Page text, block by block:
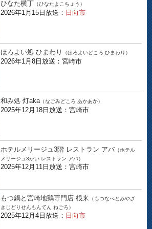
ひなた横丁 （ひなたよこちょう）
2026年1月15日放送： 日向市
ほろよい処 ひまわり （ほろよいどころ ひまわり）
2026年1月8日放送：宮崎市
和み処 灯aka（なごみどころ あかあか）
2025年12月18日放送：宮崎市
ホテルメリージュ3階 レストラン アバ （ホテル
メリージュ3かい レストラン アバ）
2025年12月11日放送：宮崎市
もつ鍋と宮崎地鶏専門店 根来 （もつなべとみやざ
きじどりせんもんてん ねごろ）
2025年12月4日放送： 日向市